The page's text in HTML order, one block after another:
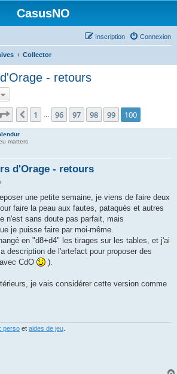
CasusNO
Connexion
Inscription
Collector
- retours
Page 100 sur100
Précédent
1 96 97 98 99 100
matters
d'Orage - retours
une petite semaine, je viens de faire deux
faire la peau aux fautes, pataquès et autres
n'est sans doute pas parfait, mais
je puisse faire par moi-même.
en "d8+d4" les tirages sur les tables, et j'ai
description de l'artefact pour proposer des
CdO
).
je vais considérer cette version comme
perso et aides de jeu